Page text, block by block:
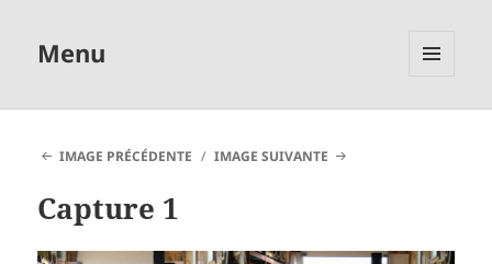
Menu
IMAGE PRÉCÉDENTE
IMAGE SUIVANTE
Capture 1